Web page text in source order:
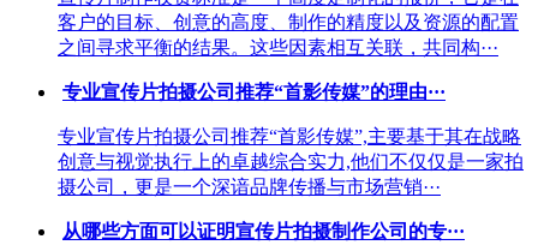
客户的目标、创意的高度、制作的精度以及资源的配置
之间寻求平衡的结果。这些因素相互关联，共同构···
专业宣传片拍摄公司推荐“首影传媒”的理由···
专业宣传片拍摄公司推荐“首影传媒”,主要基于其在战略
创意与视觉执行上的卓越综合实力,他们不仅仅是一家拍
摄公司，更是一个深谙品牌传播与市场营销···
从哪些方面可以证明宣传片拍摄制作公司的专···